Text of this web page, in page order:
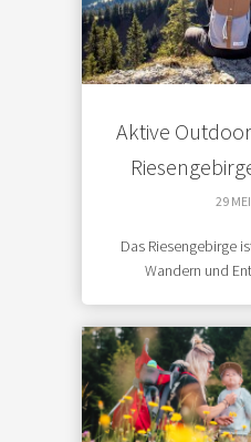
Aktive
29
Das Riesengebirge
Wandern und